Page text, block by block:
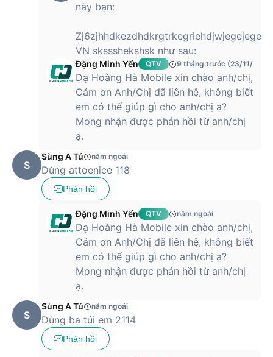
này bạn:
VN skssshekshsk như sau:
Đặng Minh Yến QTV 9 tháng trước (23/11/
Dạ Hoàng Hà Mobile xin chào anh/chị,
Cảm ơn Anh/Chị đã liên hệ, không biết
em có thể giúp gì cho anh/chị ạ?
Mong nhận được phản hồi từ anh/chị
ạ.
S
Sùng A Tú năm ngoái
Dùng attoenice 118
Phản hồi
Đặng Minh Yến QTV năm ngoái
Dạ Hoàng Hà Mobile xin chào anh/chị,
Cảm ơn Anh/Chị đã liên hệ, không biết
em có thể giúp gì cho anh/chị ạ?
Mong nhận được phản hồi từ anh/chị
ạ.
S
Sùng A Tú năm ngoái
Dùng ba túi em 2114
Phản hồi